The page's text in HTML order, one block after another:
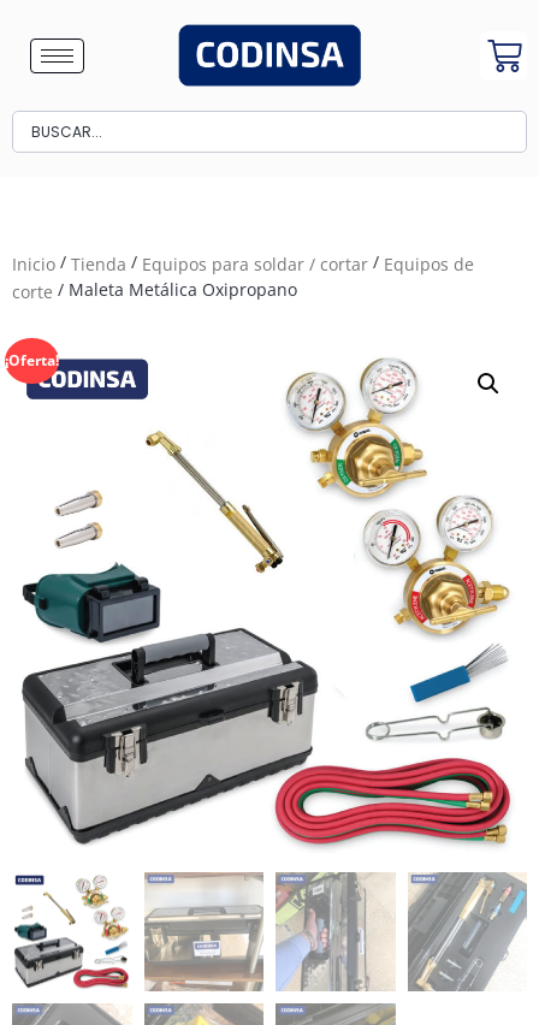
Inicio / Tienda / Equipos para soldar / cortar / Equipos de
corte / Maleta Metálica Oxipropano
¡Oferta!